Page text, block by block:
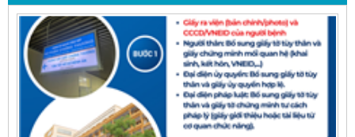
Nội soi mật tụy ngược dòng – Giải pháp tối ưu
cho người bệnh sỏi ống mật chủ